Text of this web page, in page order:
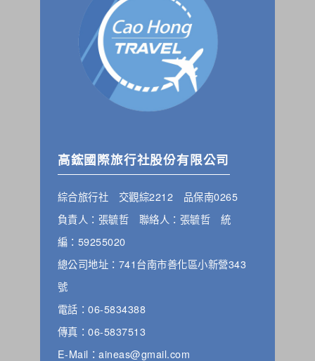
高鋐國際旅行社股份有限公司
綜合旅行社 交觀綜2212 品保南0265
負責人：張毓哲 聯絡人：張毓哲 統
編：59255020
總公司地址：741台南市善化區小新營343
號
電話：06-5834388
傳真：06-5837513
E-Mail：aineas@gmail.com